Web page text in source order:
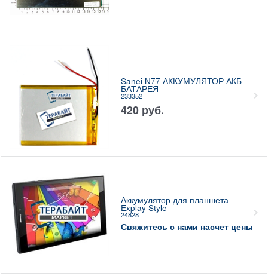
Sanei N77 АККУМУЛЯТОР АКБ
БАТАРЕЯ
233352
420 руб.
Аккумулятор для планшета
Explay Style
24828
Свяжитесь с нами насчет цены